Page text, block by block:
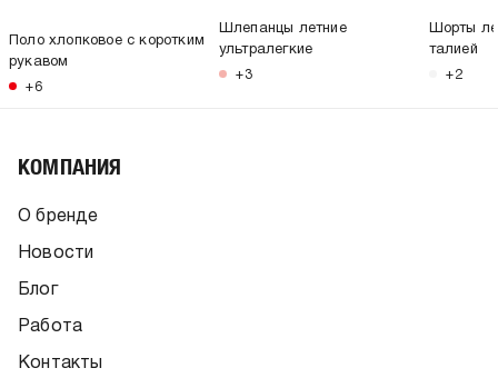
Поло хлопковое с коротким
рукавом
+6
Шлепанцы летние
ультралегкие
+3
Шорты
талией
+2
КОМПАНИЯ
О бренде
Новости
Блог
Работа
Контакты